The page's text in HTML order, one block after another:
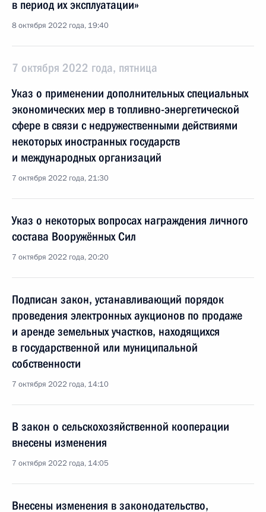
в период их эксплуатации»
8 октября 2022 года, 19:40
7 октября 2022 года, пятница
Указ о применении дополнительных специальных
экономических мер в топливно-энергетической
сфере в связи с недружественными действиями
некоторых иностранных государств
и международных организаций
7 октября 2022 года, 21:30
Указ о некоторых вопросах награждения личного
состава Вооружённых Сил
7 октября 2022 года, 20:20
Подписан закон, устанавливающий порядок
проведения электронных аукционов по продаже
и аренде земельных участков, находящихся
в государственной или муниципальной
собственности
7 октября 2022 года, 14:10
В закон о сельскохозяйственной кооперации
внесены изменения
7 октября 2022 года, 14:05
Внесены изменения в законодательство,